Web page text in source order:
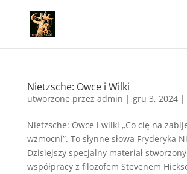
Nietzsche: Owce i Wilki
utworzone przez admin | gru 3, 2024|
Nietzsche: Owce i wilki „Co cię na
wzmocni”. To słynne słowa Fryderyka
Dzisiejszy specjalny materiał
współpracy z filozofem Stevenem